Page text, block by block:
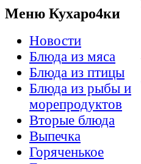
Меню Кухаро4ки
Новости
Блюда из мяса
Блюда из птицы
Блюда из рыбы и
морепродуктов
Вторые блюда
Выпечка
Горяченькое